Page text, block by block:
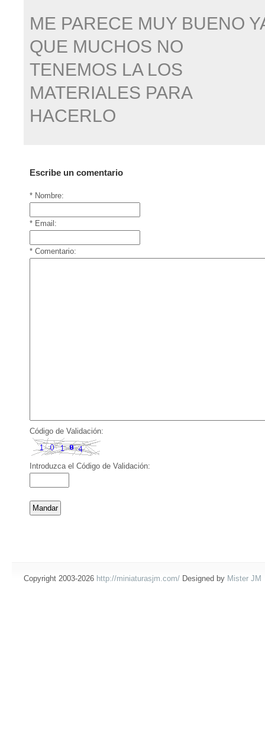
ME PARECE MUY BUENO
QUE MUCHOS NO
TENEMOS LA LOS
MATERIALES PARA
HACERLO
Escribe un comentario
* Nombre:
* Email:
* Comentario:
Código de Validación:
Introduzca el Código de Validación:
Copyright 2003-2026 http://miniaturasjm.com/ Designed by Mister JM